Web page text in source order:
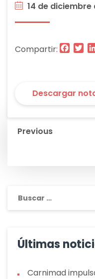
14 de diciembre
Compartir:
Descargar
Previous
Últimas
Carnimad